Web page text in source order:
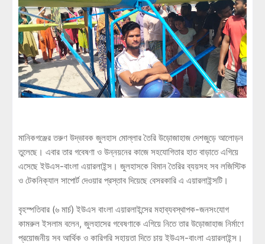
মানিকগঞ্জের তরুণ উদ্ভাবক জুলহাস মোল্লার তৈরি উড়োজাহাজ দেশজুড়ে আলোড়ন
তুলেছে। এবার তার গবেষণা ও উন্নয়নের কাজে সহযোগিতার হাত বাড়াতে এগিয়ে
এসেছে ইউএস-বাংলা এয়ারলাইন্স। জুলহাসকে বিমান তৈরির ব্যয়সহ সব লজিস্টিক
ও টেকনিক্যাল সাপোর্ট দেওয়ার প্রস্তাব দিয়েছে বেসরকারি এ এয়ারলাইন্সটি।
বৃহস্পতিবার (৬ মার্চ) ইউএস বাংলা এয়ারলাইন্সের মহাব্যবস্থাপক-জনসংযোগ
কামরুল ইসলাম বলেন, জুলহাসের গবেষণাকে এগিয়ে নিতে তার উড়োজাহাজ নির্মাণে
প্রয়োজনীয় সব আর্থিক ও কারিগরি সহায়তা দিতে চায় ইউএস-বাংলা এয়ারলাইন্স।